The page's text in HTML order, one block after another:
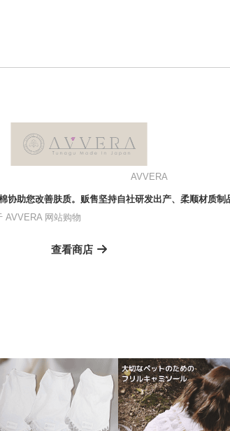
AVVERA
协助您改善肤质。贩售坚持自社研发出产、柔顺材质制
AVVERA 网站购物
查看商店